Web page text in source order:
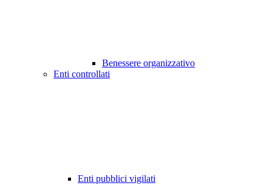
Benessere organizzativo
Enti controllati
Enti pubblici vigilati